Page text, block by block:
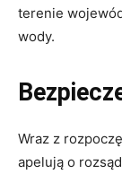
terenie
wody.
Wraz z
apelują o